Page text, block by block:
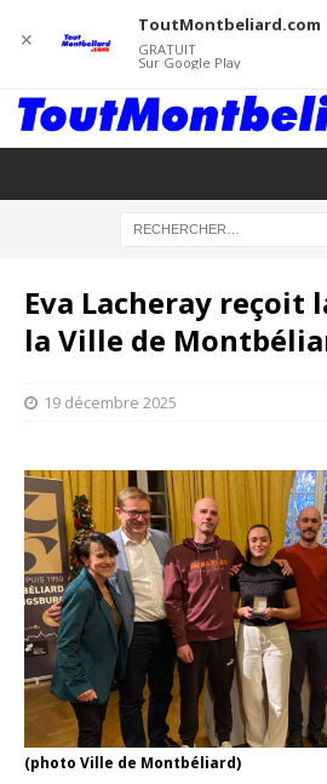
Eva Lacheray reçoit
la Ville de
19 décembre 2025
(photo Ville de Montbéliard)
✕
ToutMontbeliard.com
GRATUIT
Sur Google Play